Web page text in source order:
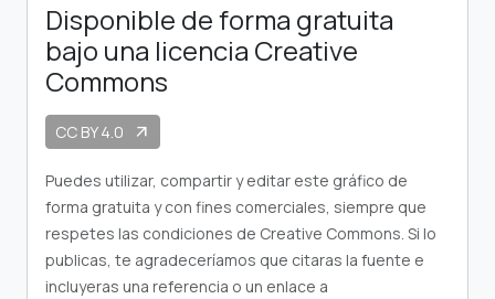
Disponible de forma gratuita
bajo una licencia Creative
Commons
CC BY 4.0 arrow_outward
Puedes utilizar, compartir y editar este gráfico de
forma gratuita y con fines comerciales, siempre que
respetes las condiciones de Creative Commons. Si lo
publicas, te agradeceríamos que citaras la fuente e
incluyeras una referencia o un enlace a